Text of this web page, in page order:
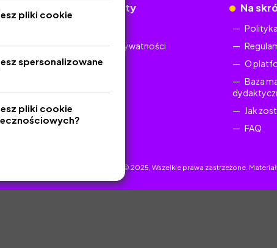
Dokumenty
Polityka Prywatności
Na
O
Baza
Jak
FAQ
ZlotyNauczyciel.pl © 2025, Wszelkie prawa zastrzeżone.
pliki cookie
spersonalizowane
pliki cookie